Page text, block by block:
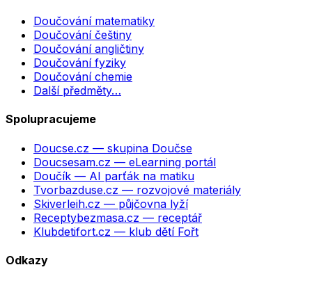
Doučování matematiky
Doučování češtiny
Doučování angličtiny
Doučování fyziky
Doučování chemie
Další předměty…
Spolupracujeme
Doucse.cz — skupina Doučse
Doucsesam.cz — eLearning portál
Doučík — AI parťák na matiku
Tvorbazduse.cz — rozvojové materiály
Skiverleih.cz — půjčovna lyží
Receptybezmasa.cz — receptář
Klubdetifort.cz — klub dětí Fořt
Odkazy